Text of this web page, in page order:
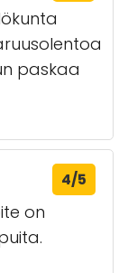
paskaa
4/5
on